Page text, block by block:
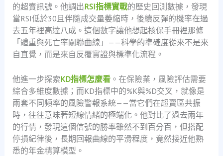
的超賣訊號。他調出RSI指標實戰的歷史回測數據，發現
當RSI低於30且伴隨成交量萎縮時，後續反彈的機率在過
去五年裡高達八成。這個數字讓他想起核保手冊裡那條
「體重與死亡率關聯曲線」——科學的準確度從來不是來
自直覺，而是來自反覆實證與標準化流程。
他進一步探索KD指標怎麼看。在保險業，風險評估需要
綜合多維度數據；而KD指標中的%K與%D交叉，就像是
兩套不同頻率的風險警報系統——當它們在超賣區共振
時，往往意味著短線情緒的極端化。他對比了過去兩年
的行情，發現這個信號的勝率雖然不到百分百，但搭配
停損紀律後，長期回報曲線的平滑程度，竟然接近他熟
悉的年金精算模型。